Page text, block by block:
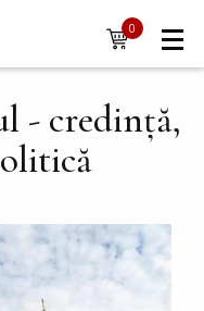
0
items
- credință,